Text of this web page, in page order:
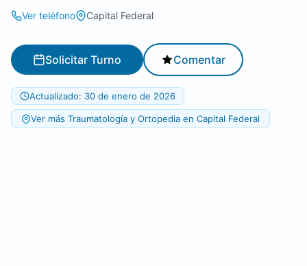
Ver teléfono Capital Federal
Solicitar Turno Comentar
Actualizado: 30 de enero de 2026
Ver más Traumatología y Ortopedia en Capital Federal